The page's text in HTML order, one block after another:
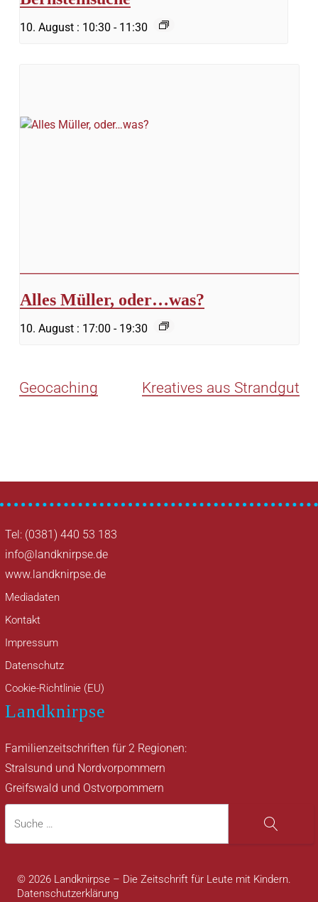
10. August : 10:30 - 11:30
Alles Müller, oder…was?
10. August : 17:00 - 19:30
Geocaching Kreatives aus Strandgut
Tel: (0381) 440 53 183
info@landknirpse.de
www.landknirpse.de
Mediadaten
Kontakt
Impressum
Datenschutz
Cookie-Richtlinie (EU)
Landknirpse
Familienzeitschriften für 2 Regionen:
Stralsund und Nordvorpommern
Greifswald und Ostvorpommern
Suche
Suche
© 2026 Landknirpse – Die Zeitschrift für Leute mit Kindern.
Datenschutzerklärung